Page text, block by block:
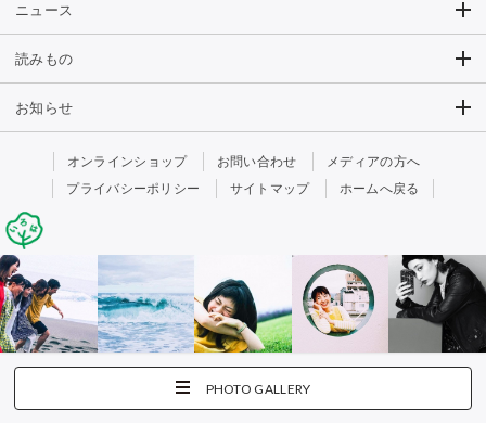
ニュース
読みもの
お知らせ
オンラインショップ お問い合わせ
メディアの方へ
プライバシーポリシー
サイトマップ ホームへ戻る
PHOTO GALLERY